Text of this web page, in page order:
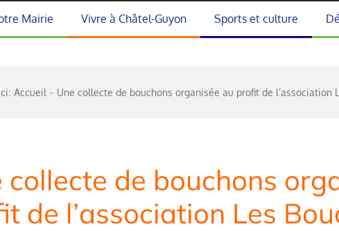
Mairie Vivre à Châtel-Guyon Sports et culture
Accueil Une collecte de bouchons organisée au profit de l’association
collecte de bouchons
de l’association Les